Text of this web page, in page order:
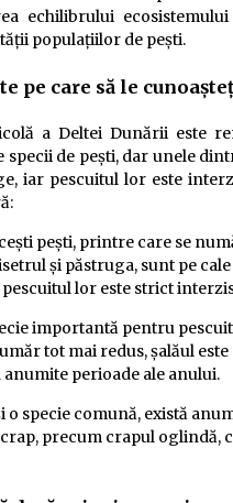
echilibrului
populațiilor de pești.
pe care să le
a Deltei Dunării este
specii de pești, dar unele
iar pescuitul lor este
pești, printre care se
și păstruga, sunt pe cale
lor este strict
importantă pentru
tot mai redus, șalăul este
perioade ale anului.
o specie comună, există
precum crapul oglindă,